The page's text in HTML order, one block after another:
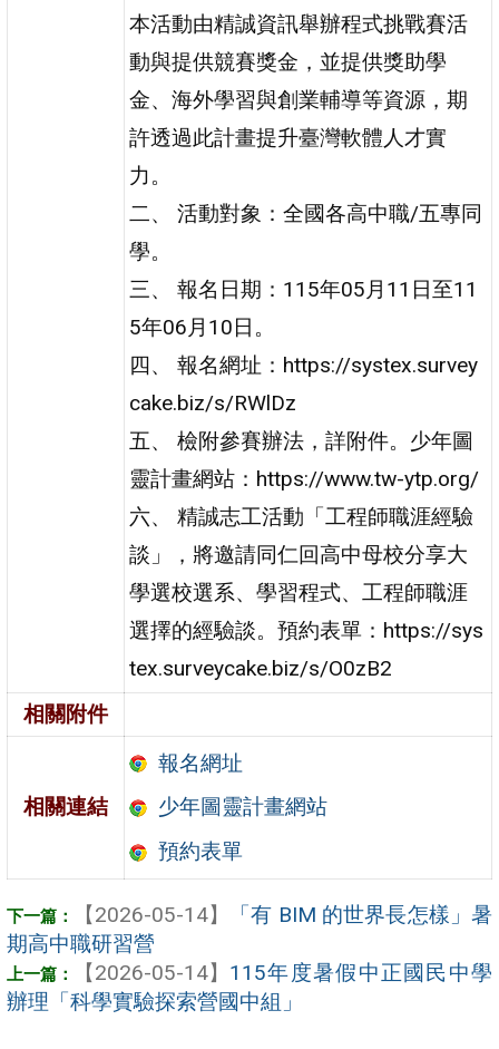
本活動由精誠資訊舉辦程式挑戰賽活
動與提供競賽獎金，並提供獎助學
金、海外學習與創業輔導等資源，期
許透過此計畫提升臺灣軟體人才實
力。
二、 活動對象：全國各高中職/五專同
學。
三、 報名日期：115年05月11日至11
5年06月10日。
四、 報名網址：https://systex.survey
cake.biz/s/RWlDz
五、 檢附參賽辦法，詳附件。少年圖
靈計畫網站：https://www.tw-ytp.org/
六、 精誠志工活動「工程師職涯經驗
談」，將邀請同仁回高中母校分享大
學選校選系、學習程式、工程師職涯
選擇的經驗談。預約表單：https://sys
tex.surveycake.biz/s/O0zB2
相關附件
相關連結
報名網址
少年圖靈計畫網站
預約表單
【2026-05-14】
「有 BIM 的世界長怎樣」暑
期高中職研習營
【2026-05-14】 115年度暑假中正國民中學
辦理「科學實驗探索營國中組」